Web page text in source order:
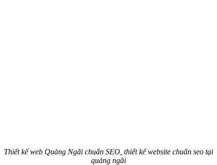
Thiết kế web Quảng Ngãi chuẩn SEO, thiết kế website chuẩn seo tại
quảng ngãi